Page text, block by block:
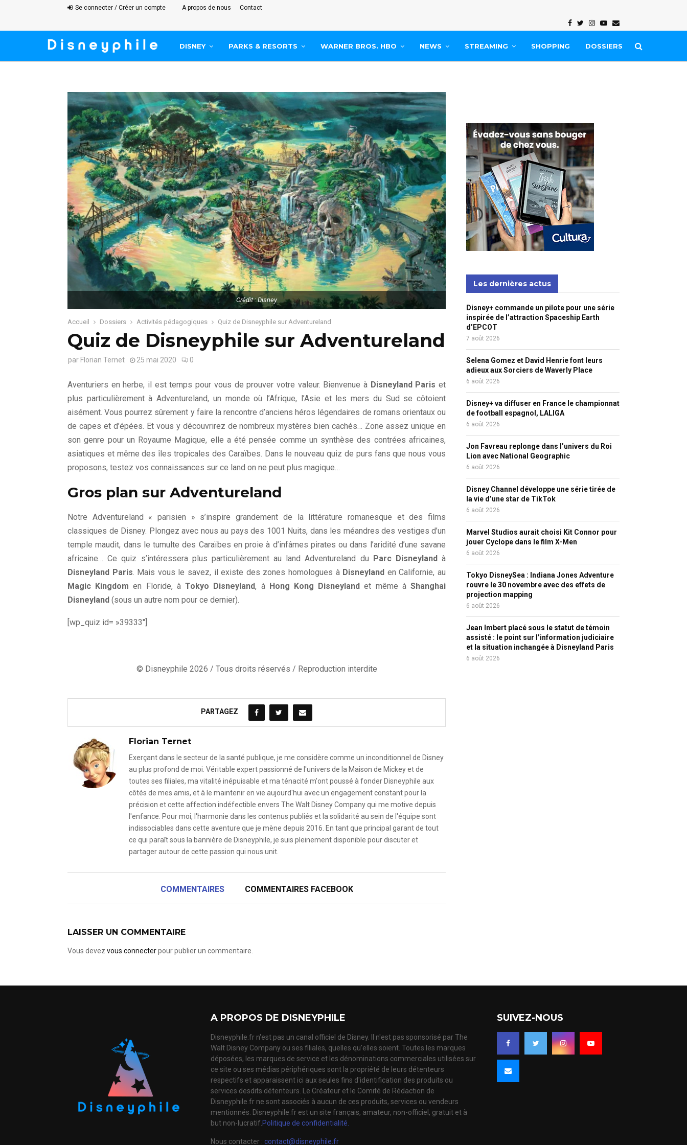
Se connecter / Créer un compte A propos de nous Contact
Facebook
Twitter
Instagram
Youtube
Email
DISNEY PARKS & RESORTS WARNER BROS. HBO NEWS STREAMING SHOPPING DOSSIERS
Crédit : Disney
Accueil Dossiers Activités pédagogiques Quiz de Disneyphile sur Adventureland
Quiz de Disneyphile sur Adventureland
par Florian Ternet 25 mai 2020 0
Aventuriers en herbe, il est temps pour vous de prouver votre valeur. Bienvenue à Disneyland Paris et
plus particulièrement à Adventureland, un monde où l’Afrique, l’Asie et les mers du Sud se côtoient
aisément. Vous pourrez sûrement y faire la rencontre d’anciens héros légendaires de romans orientaux ou
de capes et d’épées. Et vous y découvrirez de nombreux mystères bien cachés… Zone assez unique en
son genre pour un Royaume Magique, elle a été pensée comme un synthèse des contrées africaines,
asiatiques et même des îles tropicales des Caraïbes. Dans le nouveau quiz de purs fans que nous vous
proposons, testez vos connaissances sur ce land on ne peut plus magique…
Gros plan sur Adventureland
Notre Adventureland « parisien » s’inspire grandement de la littérature romanesque et des films
classiques de Disney. Plongez avec nous au pays des 1001 Nuits, dans les méandres des vestiges d’un
temple maudit, dans le tumulte des Caraïbes en proie à d’infâmes pirates ou dans l’aridité d’une savane
africaine… Ce quiz s’intéressera plus particulièrement au land Adventureland du Parc Disneylandà
Disneyland Paris . Mais vous le savez, il existe des zones homologues à Disneyland en Californie, au
Magic Kingdom en Floride, àTokyo Disneyland, à Hong Kong Disneyland et même àShanghai
Disneyland (sous un autre nom pour ce dernier).
[wp_quiz id= »39333″]
© Disneyphile 2026 / Tous droits réservés / Reproduction interdite
PARTAGEZ
Florian Ternet
Exerçant dans le secteur de la santé publique, je me considère comme un inconditionnel de Disney
au plus profond de moi. Véritable expert passionné de l'univers de la Maison de Mickey et de
toutes ses filiales, ma vitalité inépuisable et ma ténacité m'ont poussé à fonder Disneyphile aux
côtés de mes amis, et à le maintenir en vie aujourd'hui avec un engagement constant pour la
précision et cette affection indéfectible envers The Walt Disney Company qui me motive depuis
l'enfance. Pour moi, l'harmonie dans les contenus publiés et la solidarité au sein de l'équipe sont
indissociables dans cette aventure que je mène depuis 2016. En tant que principal garant de tout
ce qui paraît sous la bannière de Disneyphile, je suis pleinement disponible pour discuter et
partager autour de cette passion qui nous unit.
COMMENTAIRES COMMENTAIRES FACEBOOK
LAISSER UN COMMENTAIRE
Vous devez vous connecterpour publier un commentaire.
Les dernières actus
Disney+ commande un pilote pour une série
inspirée de l’attraction Spaceship Earth
d’EPCOT
7 août 2026
Selena Gomez et David Henrie font leurs
adieux aux Sorciers de Waverly Place
6 août 2026
Disney+ va diffuser en France le championnat
de football espagnol, LALIGA
6 août 2026
Jon Favreau replonge dans l’univers du Roi
Lion avec National Geographic
6 août 2026
Disney Channel développe une série tirée de
la vie d’une star de TikTok
6 août 2026
Marvel Studios aurait choisi Kit Connor pour
jouer Cyclope dans le film X-Men
6 août 2026
Tokyo DisneySea : Indiana Jones Adventure
rouvre le 30 novembre avec des effets de
projection mapping
6 août 2026
Jean Imbert placé sous le statut de témoin
assisté : le point sur l’information judiciaire
et la situation inchangée à Disneyland Paris
6 août 2026
A PROPOS DE DISNEYPHILE
Disneyphile.fr n'est pas un canal officiel de Disney. Il n'est pas sponsorisé par The
Walt Disney Company ou ses filiales, quelles qu'elles soient. Toutes les marques
déposées, les marques de service et les dénominations commerciales utilisées sur
ce site ou ses médias périphériques sont la propriété de leurs détenteurs
respectifs et apparaissent ici aux seules fins d'identification des produits ou
services desdits détenteurs. Le Créateur et le Comité de Rédaction de
Disneyphile.fr ne sont associés à aucun de ces produits, services ou vendeurs
mentionnés. Disneyphile.fr est un site français, amateur, non-officiel, gratuit et à
but non-lucratif. Politique de confidentialité.
Nous contacter : contact@disneyphile.fr
SUIVEZ-NOUS